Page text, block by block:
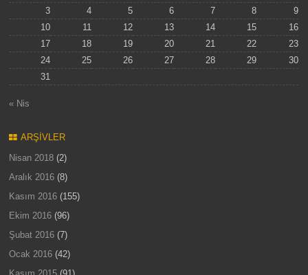
3
4 5 6 7 8
9
10
11 12 13 14 15
16
17
18 19 20 21 22
23
24
25 26 27 28 29
30
31
« Nis
ARŞIVLER
Nisan 2018 (2)
Aralık 2016 (8)
Kasım 2016 (155)
Ekim 2016 (96)
Şubat 2016 (7)
Ocak 2016 (42)